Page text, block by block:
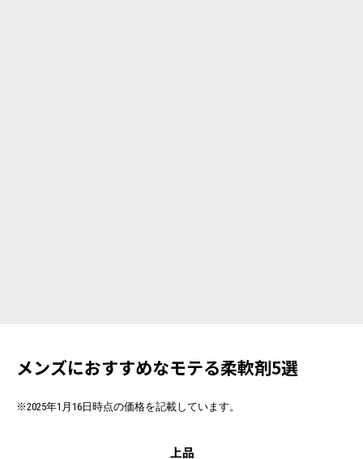
メンズにおすすめなモテる柔軟剤5選
※2025年1月16日時点の価格を記載しています。